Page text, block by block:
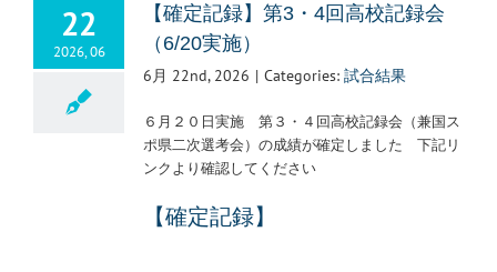
22
2026, 06
【確定記録】第3・4回高校記録会
（6/20実施）
6月 22nd, 2026 | Categories: 試合結果
６月２０日実施 第３・４回高校記録会（兼国ス
ポ県二次選考会）の成績が確定しました 下記リ
ンクより確認してください
【確定記録】